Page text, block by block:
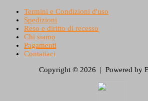
Termini e Condizioni d'uso
Spedizioni
Reso e diritto di recesso
Chi siamo
Pagamenti
Contattaci
Copyright © 2026 | Powered by